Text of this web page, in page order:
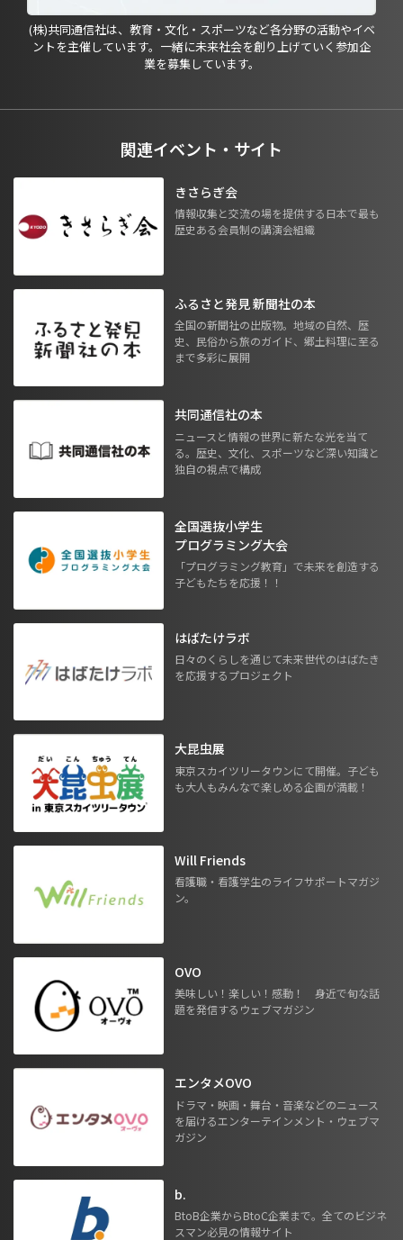
(株)共同通信社は、教育・文化・スポーツなど各分野の活動やイベ
ントを主催しています。一緒に未来社会を創り上げていく参加企
業を募集しています。
関連イベント・サイト
きさらぎ会
情報収集と交流の場を提供する日本で最も
歴史ある会員制の講演会組織
ふるさと発見 新聞社の本
全国の新聞社の出版物。地域の自然、歴
史、民俗から旅のガイド、郷土料理に至る
まで多彩に展開
共同通信社の本
ニュースと情報の世界に新たな光を当て
る。歴史、文化、スポーツなど深い知識と
独自の視点で構成
全国選抜小学生
プログラミング大会
「プログラミング教育」で未来を創造する
子どもたちを応援！！
はばたけラボ
日々のくらしを通じて未来世代のはばたき
を応援するプロジェクト
大昆虫展
東京スカイツリータウンにて開催。子ども
も大人もみんなで楽しめる企画が満載！
Will Friends
看護職・看護学生のライフサポートマガジ
ン。
OVO
美味しい！楽しい！感動！ 身近で旬な話
題を発信するウェブマガジン
エンタメOVO
ドラマ・映画・舞台・音楽などのニュース
を届けるエンターテインメント・ウェブマ
ガジン
b.
BtoB企業からBtoC企業まで。全てのビジネ
スマン必見の情報サイト